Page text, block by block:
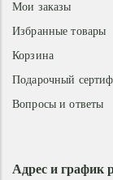
Адрес и график
Мои заказы
Избранные товары
Корзина
Подарочный
Вопросы и ответы